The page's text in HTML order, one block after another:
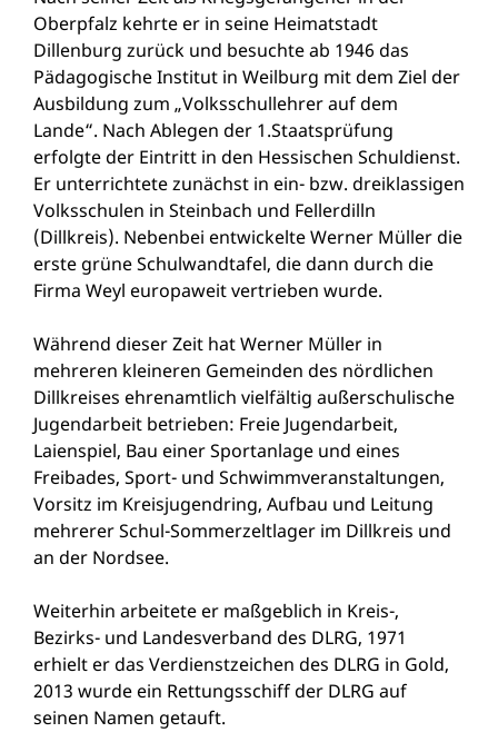
Oberpfalz kehrte er in seine Heimatstadt
Dillenburg zurück und besuchte ab 1946 das
Pädagogische Institut in Weilburg mit dem Ziel der
Ausbildung zum „Volksschullehrer auf dem
Lande“. Nach Ablegen der 1.Staatsprüfung
erfolgte der Eintritt in den Hessischen Schuldienst.
Er unterrichtete zunächst in ein- bzw. dreiklassigen
Volksschulen in Steinbach und Fellerdilln
(Dillkreis). Nebenbei entwickelte Werner Müller die
erste grüne Schulwandtafel, die dann durch die
Firma Weyl europaweit vertrieben wurde.
Während dieser Zeit hat Werner Müller in
mehreren kleineren Gemeinden des nördlichen
Dillkreises ehrenamtlich vielfältig außerschulische
Jugendarbeit betrieben: Freie Jugendarbeit,
Laienspiel, Bau einer Sportanlage und eines
Freibades, Sport- und Schwimmveranstaltungen,
Vorsitz im Kreisjugendring, Aufbau und Leitung
mehrerer Schul-Sommerzeltlager im Dillkreis und
an der Nordsee.
Weiterhin arbeitete er maßgeblich in Kreis-,
Bezirks- und Landesverband des DLRG, 1971
erhielt er das Verdienstzeichen des DLRG in Gold,
2013 wurde ein Rettungsschiff der DLRG auf
seinen Namen getauft.